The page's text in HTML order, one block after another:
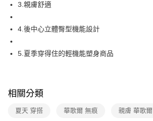
7-11取貨付款
付款後7-11取貨
每筆NT$80，滿NT$1,000(含以上)免運費
每筆NT$220
3.親膚舒適
4.後中心立體臀型機能設計
5.夏季穿得住的輕機能塑身商品
相關分類
夏天 穿搭 華歌爾 無痕 親膚 華歌爾